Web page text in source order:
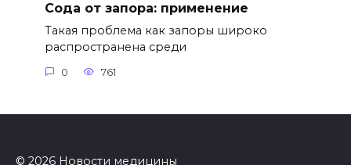
Сода от запора: применение
Такая проблема как запоры широко
распространена среди
0 761
© 2026 Новости медицины